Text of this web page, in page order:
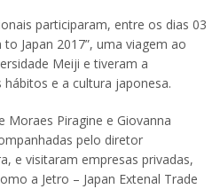
participaram, entre os dias 03
Japan 2017”, uma viagem ao
Meiji e tiveram a
e a cultura japonesa.
Moraes Piragine e Giovanna
pelo diretor
e visitaram empresas privadas,
a Jetro – Japan Extenal Trade